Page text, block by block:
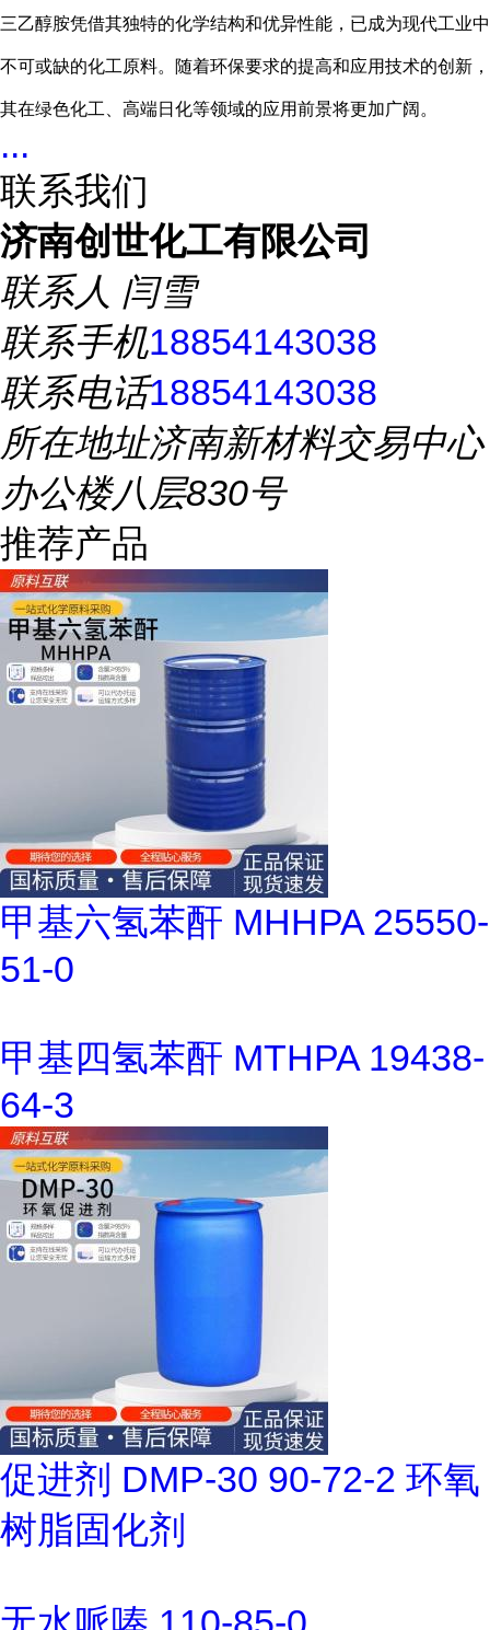
三乙醇胺凭借其独特的化学结构和优异性能，已成为现代工业中
不可或缺的化工原料。随着环保要求的提高和应用技术的创新，
其在绿色化工、高端日化等领域的应用前景将更加广阔。
...
联系我们
济南创世化工有限公司
联系人 闫雪
联系手机18854143038
联系电话18854143038
所在地址济南新材料交易中心
办公楼八层830号
推荐产品
甲基六氢苯酐 MHHPA 25550-
51-0
甲基四氢苯酐 MTHPA 19438-
64-3
促进剂 DMP-30 90-72-2 环氧
树脂固化剂